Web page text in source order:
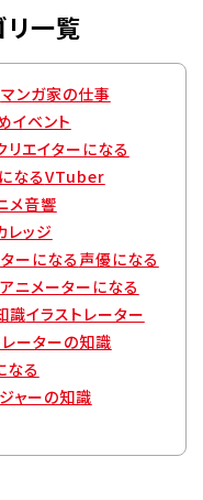
リ一覧
マンガ家の仕事
イベント
リエイターになる
なるVTuber
メ音響
レッジ
ーになる 声優になる
アニメーターになる
識イラストレーター
レーターの知識
なる
ャーの知識